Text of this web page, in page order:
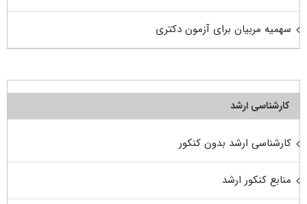
سهمیه مربیان برای آزمون دکتری
کارشناسی ارشد
کارشناسی ارشد بدون کنکور
منابع کنکور ارشد